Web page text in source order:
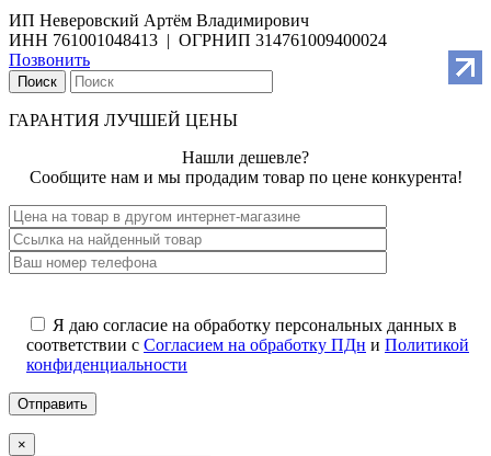
ИП Неверовский Артём Владимирович
ИНН 761001048413 | ОГРНИП 314761009400024
Позвонить
Поиск
ГАРАНТИЯ ЛУЧШЕЙ ЦЕНЫ
Нашли дешевле?
Сообщите нам и мы продадим товар по цене конкурента!
Я даю согласие на обработку персональных данных в
соответствии с Согласием на обработку ПДн и Политикой
конфиденциальности
×